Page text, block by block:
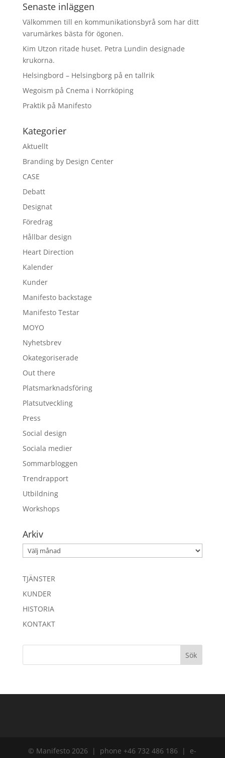
Senaste inläggen
Välkommen till en kommunikationsbyrå som har ditt
varumärkes bästa för ögonen.
Kim Utzon ritade huset. Petra Lundin designade
krukorna.
Helsingbord – Helsingborg på en tallrik
Wegoism på Cnema i Norrköping
Praktik på Manifesto
Kategorier
Aktuellt
Branding by Design Center
CASE
Debatt
Designat
Föredrag
Hållbar design
Heart Direction
Kalender
Kunder
Manifesto backstage
Manifesto Testar
MOYO
Nyhetsbrev
Okategoriserade
Out there
Platsmarknadsföring
Platsutveckling
Press
Social design
Sociala medier
Sommarbloggen
Trendrapport
Utbildning
Workshops
Arkiv
Arkiv
TJÄNSTER
KUNDER
HISTORIA
KONTAKT
© Manifesto 2026 | phone +46 732 486 186 | e-